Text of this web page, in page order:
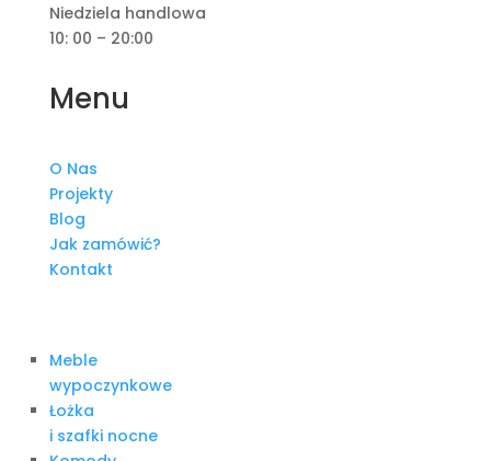
Niedziela handlowa
10: 00 – 20:00
Menu
O Nas
Projekty
Blog
Jak zamówić?
Kontakt
Meble
wypoczynkowe
Łożka
i szafki nocne